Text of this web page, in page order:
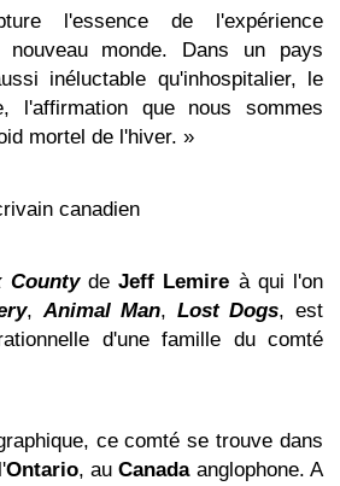
l'essence de l'expérience
nouveau monde. Dans un pays
inéluctable qu'inhospitalier, le
l'affirmation que nous sommes
mortel de l'hiver. »
canadien
CountydeJeff Lemire à qui l'on
,Animal Man, Lost Dogs, est
d'une famille du comté
ce comté se trouve dans
Ontario, auCanadaanglophone. A